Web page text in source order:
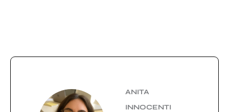
ANITA
INNOCENTI